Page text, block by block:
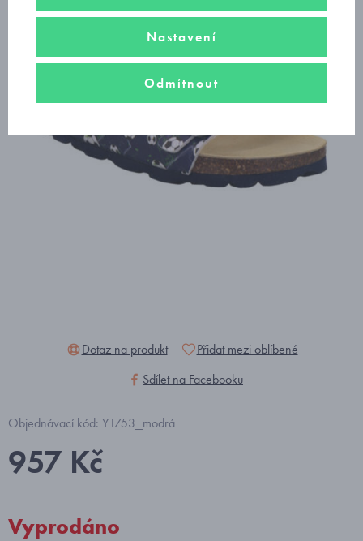
Dotaz na produkt
Přidat mezi oblíbené
Sdílet na Facebooku
Objednávací kód: Y1753_modrá
957 Kč
Vyprodáno
Nastavení
Odmítnout